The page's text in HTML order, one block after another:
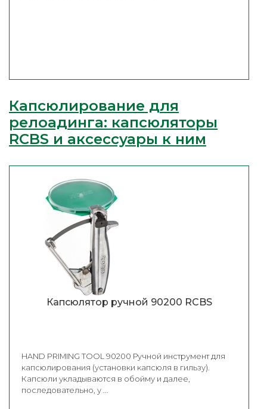
Капсюлирование для
релоадинга: капсюляторы
RCBS и аксессуары к ним
Капсюлятор ручной 90200 RCBS
HAND PRIMING TOOL 90200 Ручной инструмент для
капсюлирования (установки капсюля в гильзу).
Капсюли укладываются в обойму и далее,
последовательно, у ...